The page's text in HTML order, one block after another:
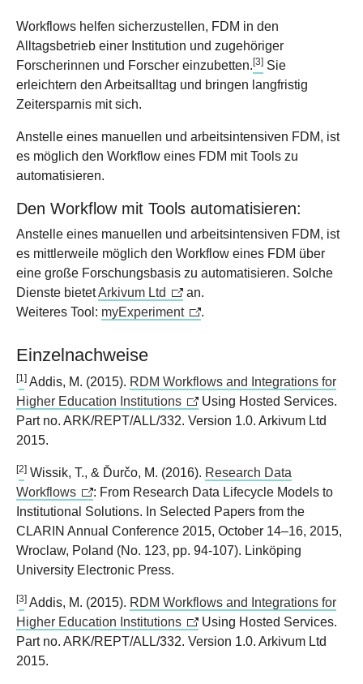
Workflows helfen sicherzustellen, FDM in den
Alltagsbetrieb einer Institution und zugehöriger
Forscherinnen und Forscher einzubetten. [3] Sie
erleichtern den Arbeitsalltag und bringen langfristig
Zeitersparnis mit sich.
Anstelle eines manuellen und arbeitsintensiven FDM, ist
es möglich den Workflow eines FDM mit Tools zu
automatisieren.
Den Workflow mit Tools automatisieren:
Anstelle eines manuellen und arbeitsintensiven FDM, ist
es mittlerweile möglich den Workflow eines FDM über
eine große Forschungsbasis zu automatisieren. Solche
Dienste bietetArkivum Ltd
an.
Weiteres Tool: myExperiment .
Einzelnachweise
[1] Addis, M. (2015). RDM Workflows and Integrations for
Higher Education Institutions
Using Hosted Services.
Part no. ARK/REPT/ALL/332. Version 1.0. Arkivum Ltd
2015.
[2] Wissik, T., & Ďurčo, M. (2016). Research Data
Workflows
: From Research Data Lifecycle Models to
Institutional Solutions. In Selected Papers from the
CLARIN Annual Conference 2015, October 14–16, 2015,
Wroclaw, Poland (No. 123, pp. 94-107). Linköping
University Electronic Press.
[3] Addis, M. (2015). RDM Workflows and Integrations for
Higher Education Institutions
Using Hosted Services.
Part no. ARK/REPT/ALL/332. Version 1.0. Arkivum Ltd
2015.